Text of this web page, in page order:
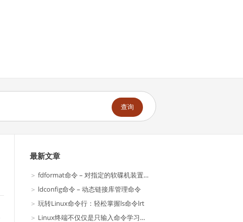
查询
最新文章
fdformat命令 – 对指定的软碟机装置进行低阶格式化
ldconfig命令 – 动态链接库管理命令
玩转Linux命令行：轻松掌握ls命令lrt
Linux终端不仅仅是只输入命令学习这些基本的基本技巧